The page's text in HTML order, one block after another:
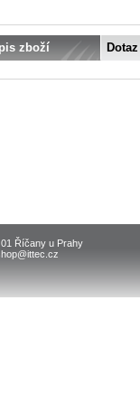
zboží
01 Říčany u Prahy